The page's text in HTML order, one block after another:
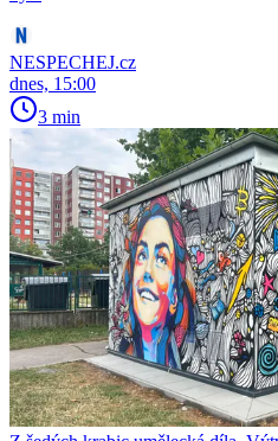
NESPECHEJ.cz
dnes, 15:00
3 min